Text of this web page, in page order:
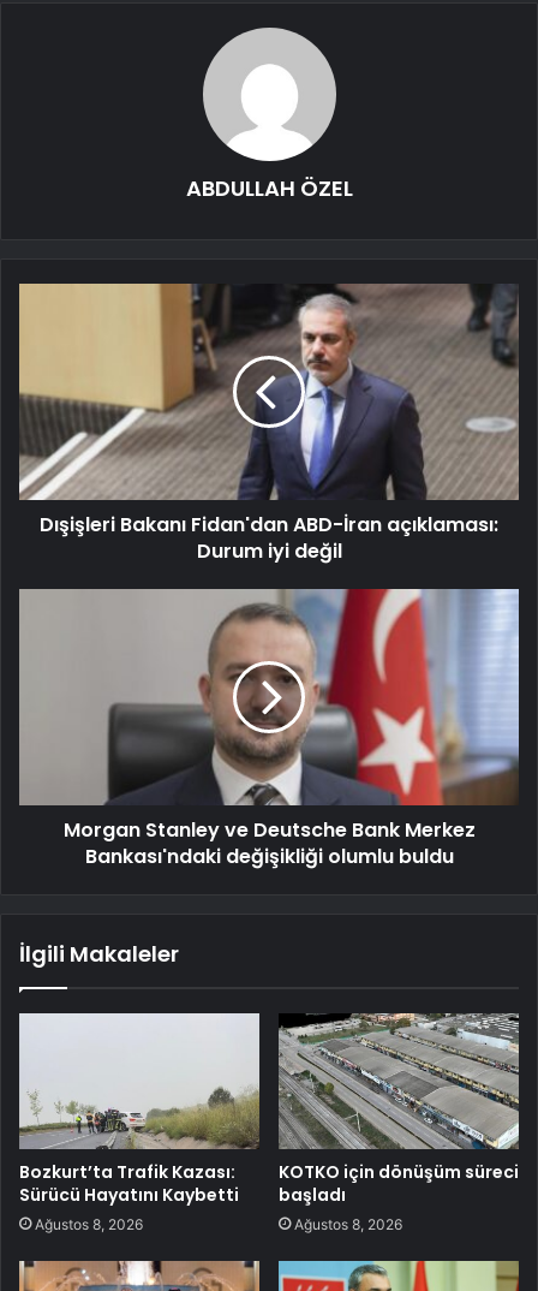
ABDULLAH ÖZEL
Dışişleri Bakanı Fidan'dan ABD-İran açıklaması:
Durum iyi değil
Morgan Stanley ve Deutsche Bank Merkez
Bankası'ndaki değişikliği olumlu buldu
İlgili Makaleler
Bozkurt’ta Trafik Kazası:
Sürücü Hayatını Kaybetti
Ağustos 8, 2026
KOTKO için dönüşüm süreci
başladı
Ağustos 8, 2026